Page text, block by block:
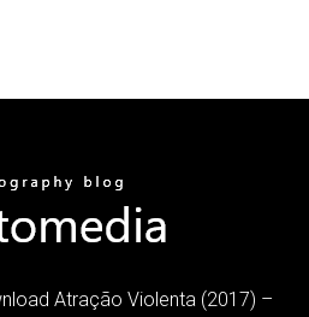
Atração Violenta (2017) –